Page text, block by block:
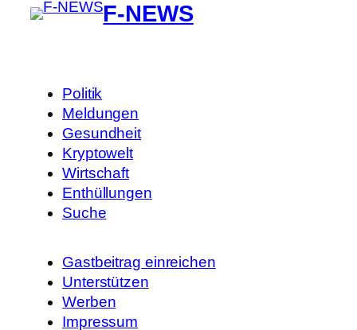
F-NEWS
Politik
Meldungen
Gesundheit
Kryptowelt
Wirtschaft
Enthüllungen
Suche
Gastbeitrag einreichen
Unterstützen
Werben
Impressum